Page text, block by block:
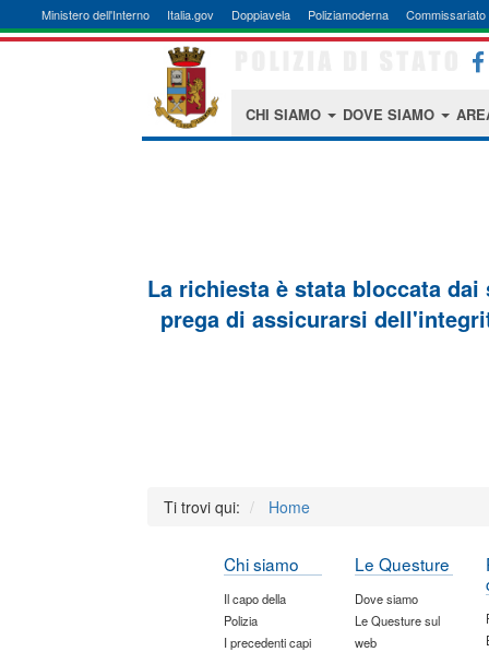
Ministero dell'Interno Italia.gov Doppiavela Poliziamoderna Commissariato
CHI SIAMO DOVE SIAMO
La richiesta è stata bloccata
prega di assicurarsi
Ti trovi qui: Home
Chi siamo
Il capo della
Polizia
I precedenti capi
Le Questure
Dove siamo
Le Questure sul
web